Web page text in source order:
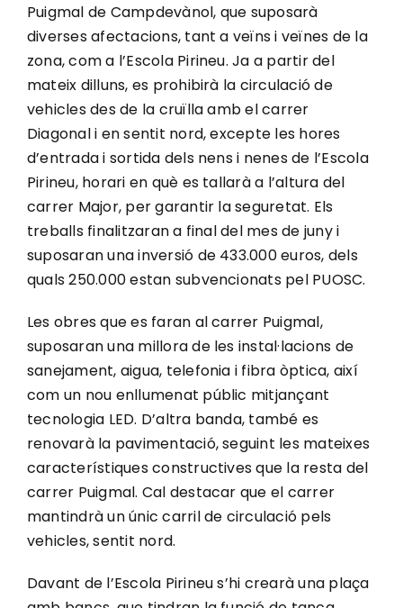
Puigmal de Campdevànol, que suposarà
diverses afectacions, tant a veïns i veïnes de la
zona, com a l’Escola Pirineu. Ja a partir del
mateix dilluns, es prohibirà la circulació de
vehicles des de la cruïlla amb el carrer
Diagonal i en sentit nord, excepte les hores
d’entrada i sortida dels nens i nenes de l’Escola
Pirineu, horari en què es tallarà a l’altura del
carrer Major, per garantir la seguretat. Els
treballs finalitzaran a final del mes de juny i
suposaran una inversió de 433.000 euros, dels
quals 250.000 estan subvencionats pel PUOSC.
Les obres que es faran al carrer Puigmal,
suposaran una millora de les instal·lacions de
sanejament, aigua, telefonia i fibra òptica, així
com un nou enllumenat públic mitjançant
tecnologia LED. D’altra banda, també es
renovarà la pavimentació, seguint les mateixes
característiques constructives que la resta del
carrer Puigmal. Cal destacar que el carrer
mantindrà un únic carril de circulació pels
vehicles, sentit nord.
Davant de l’Escola Pirineu s’hi crearà una plaça